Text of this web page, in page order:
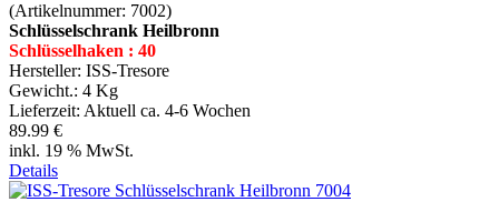
(Artikelnummer: 7002)
Schlüsselschrank Heilbronn
Schlüsselhaken : 40
Hersteller: ISS-Tresore
Gewicht.: 4 Kg
Lieferzeit: Aktuell ca. 4-6 Wochen
89.99 €
inkl. 19 % MwSt.
Details